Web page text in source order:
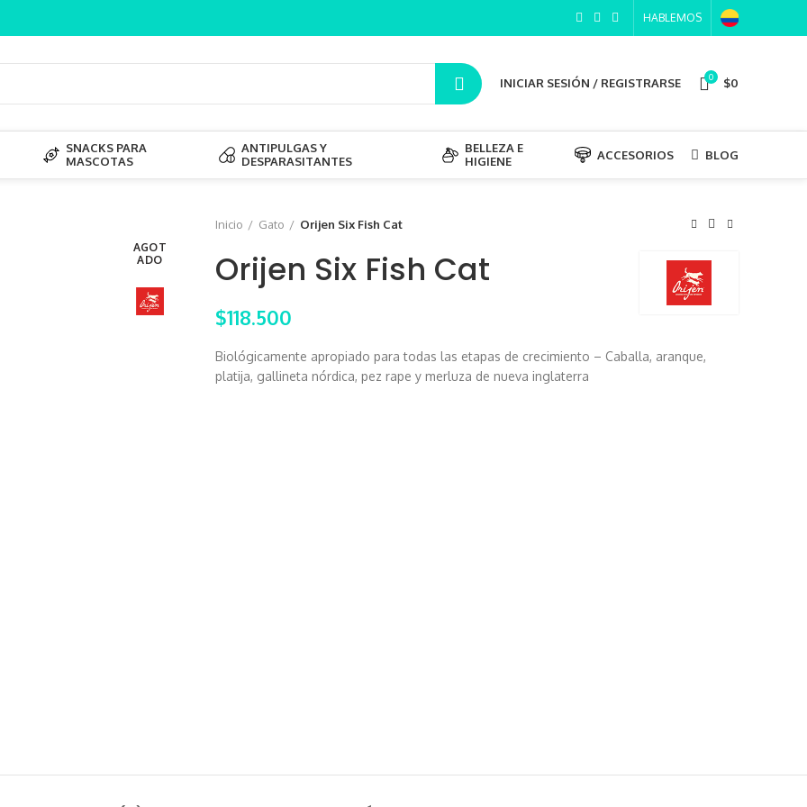
HABLEMOS
INICIAR SESIÓN / REGISTRARSE 0 $0
SNACKS PARA
MASCOTAS
ANTIPULGAS Y
DESPARASITANTES
BELLEZA E
HIGIENE
ACCESORIOS BLOG
AGOT
ADO
Inicio Gato Orijen Six Fish Cat
Orijen Six Fish Cat
$118.500
Biológicamente apropiado para todas las etapas de crecimiento – Caballa, aranque,
platija, gallineta nórdica, pez rape y merluza de nueva inglaterra